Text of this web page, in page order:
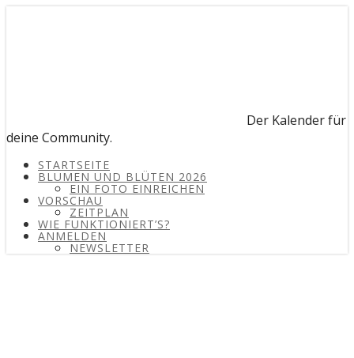
Der Kalender für
deine Community.
STARTSEITE
BLUMEN UND BLÜTEN 2026
EIN FOTO EINREICHEN
VORSCHAU
ZEITPLAN
WIE FUNKTIONIERT’S?
ANMELDEN
NEWSLETTER